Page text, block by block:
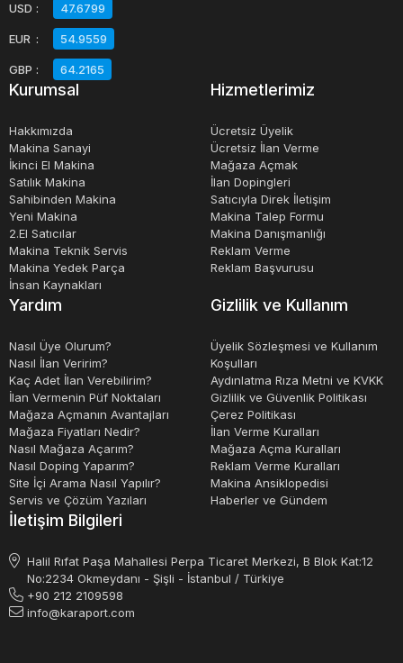
kapasitelerine bağlı olarak değişir.
Sahibinden satılık serigrafi makineleri, bireysel kullanıcılar
tarafından kullanılmış makinelerdir. Bu makineler,
makinası alım satım işlemleri, birçok farklı platformda
gerçekleştirilebilir. Bu platformlar, ikinci el eşya satan
mağazalar, online alışveriş siteleri veya ikinci el eşya satın
alma ve satma işlemlerini yöneten özel platformlar olabilir.
Sonuç olarak, serigrafi makineleri, baskı işlemleri için
gerekli olan özel cihazlardır. İkinci el serigrafi makineleri,
Satılık serigrafi makineleri, farklı marka ve modellerde
mevcuttur ve fiyatları, özelliklerine ve kapasitelerine bağlı
olarak değişir.
USD : 47.6799
EUR : 54.9559
GBP : 64.2165
Kurumsal
Hakkımızda
Makina Sanayi
İkinci El Makina
Satılık Makina
Sahibinden Makina
Yeni Makina
2.El Satıcılar
Makina Teknik Servis
Makina Yedek Parça
İnsan Kaynakları
Hizmetlerimiz
Ücretsiz Üyelik
Ücretsiz İlan Verme
Mağaza Açmak
İlan Dopingleri
Satıcıyla Direk İletişim
Makina Talep Formu
Makina Danışmanlığı
Reklam Verme
Reklam Başvurusu
Yardım
Nasıl Üye Olurum?
Nasıl İlan Veririm?
Kaç Adet İlan Verebilirim?
İlan Vermenin Püf Noktaları
Mağaza Açmanın Avantajları
Mağaza Fiyatları Nedir?
Nasıl Mağaza Açarım?
Nasıl Doping Yaparım?
Site İçi Arama Nasıl Yapılır?
Servis ve Çözüm Yazıları
Gizlilik ve Kullanım
Üyelik Sözleşmesi ve Kullanım
Koşulları
Aydınlatma Rıza Metni ve KVKK
Gizlilik ve Güvenlik Politikası
Çerez Politikası
İlan Verme Kuralları
Mağaza Açma Kuralları
Reklam Verme Kuralları
Makina Ansiklopedisi
Haberler ve Gündem
İletişim Bilgileri
Halil Rıfat Paşa Mahallesi Perpa Ticaret Merkezi, B Blok Kat:12
No:2234 Okmeydanı - Şişli - İstanbul / Türkiye
+90 212 2109598
info@karaport.com